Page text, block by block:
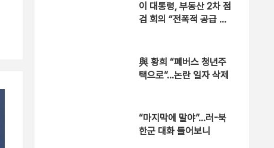
이 대통령, 부동산 2차 점
검 회의 “전폭적 공급 확
與 황희 “폐버스 청년주
택으로”…논란 일자 삭제
“마지막에 말야”…러-북
한군 대화 들어보니